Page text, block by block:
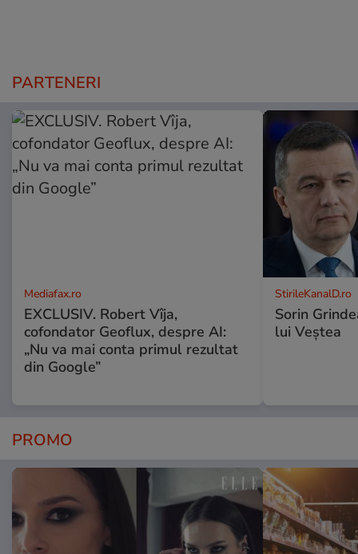
PARTENERI
Mediafax.ro
EXCLUSIV. Robert Vîja,
cofondator Geoflux, despre AI:
„Nu va mai conta primul rezultat
din Google”
StirileKanalD.ro
Sorin
lui Veștea
PROMO